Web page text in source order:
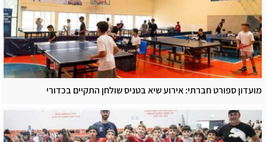
מועדון ספורט חברתי: אירוע שיא בטניס שולחן התקיים בכדורי